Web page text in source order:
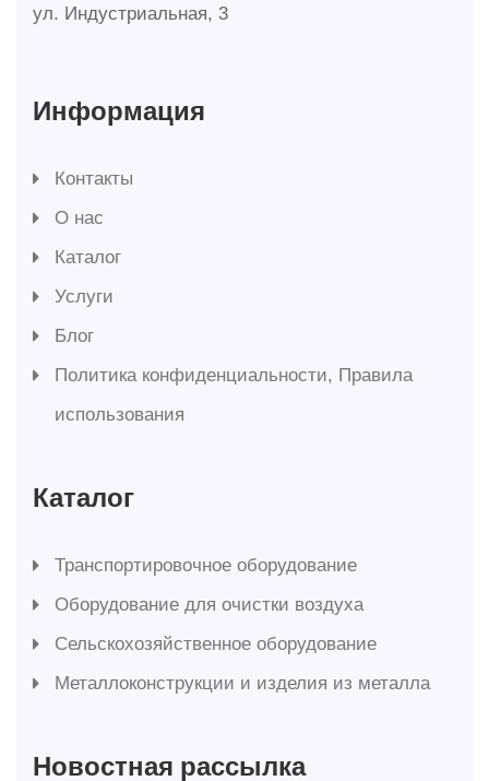
ул. Индустриальная, 3
Информация
Контакты
О нас
Каталог
Услуги
Блог
Политика конфиденциальности, Правила
использования
Каталог
Транспортировочное оборудование
Оборудование для очистки воздуха
Сельскохозяйственное оборудование
Металлоконструкции и изделия из металла
Новостная рассылка